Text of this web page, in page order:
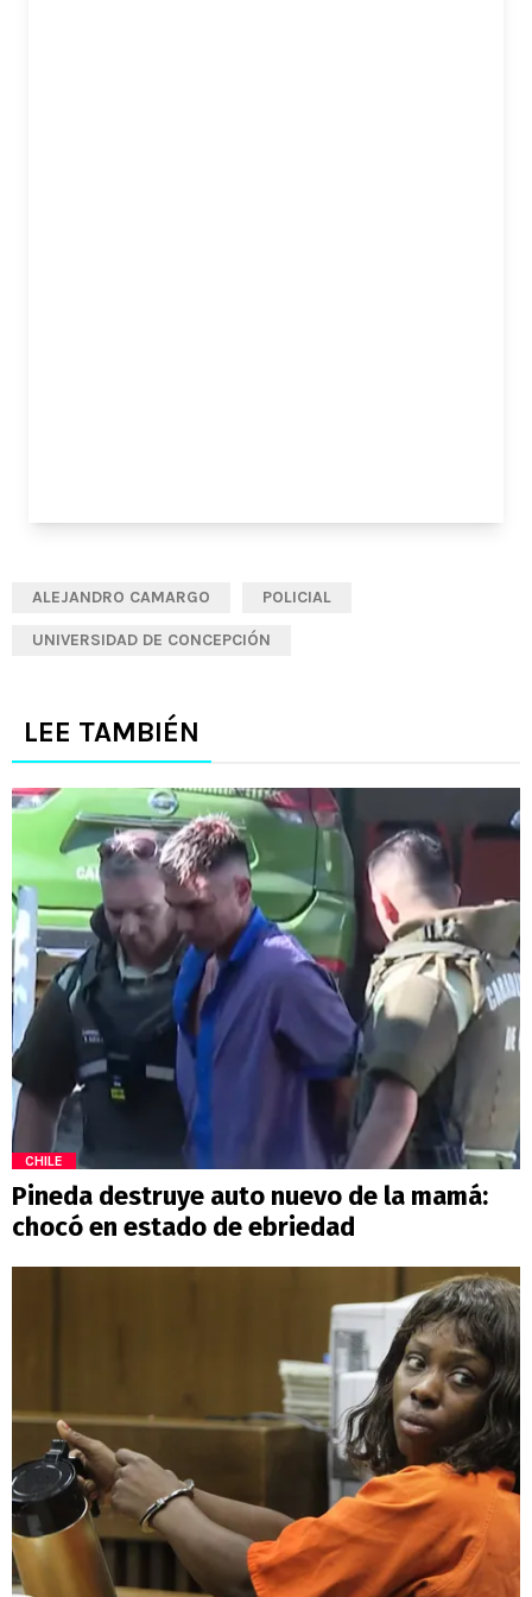
ALEJANDRO CAMARGO POLICIAL
UNIVERSIDAD DE CONCEPCIÓN
LEE TAMBIÉN
CHILE
Pineda destruye auto nuevo de la mamá:
chocó en estado de ebriedad